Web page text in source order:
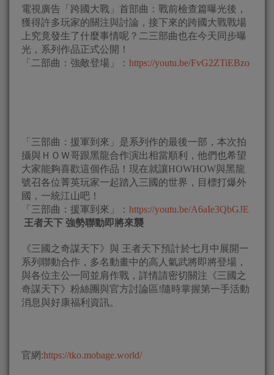
電視廣告「跨國大戰」首部曲：戰前檢查篇曝光後，
獲得許多玩家的關注與討論，接下來的跨國大戰戰場
上究竟發生了什麼事情呢？二三部曲也在今天同步曝
光，系列作品正式公開！
「二部曲：強敵登場」： https://youtu.be/FvG2ZTiEBzo
「三部曲：援軍到來」是系列作的最後一部，本次拍
攝與ＨＯＷ哥跟黑龍合作演出相當順利，他們也希望
大家能夠喜歡這個作品！現在就讓HOWHOW與黑龍
號召各位菁英玩家一起踏入三國的世界，目標打爆外
國，一統江山吧！
「三部曲：援軍到來」： https://youtu.be/A6aIe3QbGJE
王者天下 強勢聯動即將來襲
《三國之奇謀天下》與 王者天下預計於七月中展開一
系列聯動合作，多名動畫中的高人氣武將即將登場，
與各位主公一同並肩作戰，詳情請密切關注《三國之
奇謀天下》粉絲團與官方討論區!隨時掌握第一手活動
消息與好康福利資訊。
官網:https://tko.mobage.world/